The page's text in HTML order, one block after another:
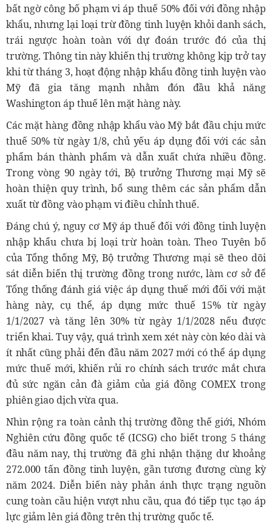
bất ngờ công bố phạm vi áp thuế 50% đối với đồng nhập
khẩu, nhưng lại loại trừ đồng tinh luyện khỏi danh sách,
trái ngược hoàn toàn với dự đoán trước đó của thị
trường. Thông tin này khiến thị trường không kịp trở tay
khi từ tháng 3, hoạt động nhập khẩu đồng tinh luyện vào
Mỹ đã gia tăng mạnh nhằm đón đầu khả năng
Washington áp thuế lên mặt hàng này.
Các mặt hàng đồng nhập khẩu vào Mỹ bắt đầu chịu mức
thuế 50% từ ngày 1/8, chủ yếu áp dụng đối với các sản
phẩm bán thành phẩm và dẫn xuất chứa nhiều đồng.
Trong vòng 90 ngày tới, Bộ trưởng Thương mại Mỹ sẽ
hoàn thiện quy trình, bổ sung thêm các sản phẩm dẫn
xuất từ đồng vào phạm vi điều chỉnh thuế.
Đáng chú ý, nguy cơ Mỹ áp thuế đối với đồng tinh luyện
nhập khẩu chưa bị loại trừ hoàn toàn. Theo Tuyên bố
của Tổng thống Mỹ, Bộ trưởng Thương mại sẽ theo dõi
sát diễn biến thị trường đồng trong nước, làm cơ sở để
Tổng thống đánh giá việc áp dụng thuế mới đối với mặt
hàng này, cụ thể, áp dụng mức thuế 15% từ ngày
1/1/2027 và tăng lên 30% từ ngày 1/1/2028 nếu được
triển khai. Tuy vậy, quá trình xem xét này còn kéo dài và
ít nhất cũng phải đến đầu năm 2027 mới có thể áp dụng
mức thuế mới, khiến rủi ro chính sách trước mắt chưa
đủ sức ngăn cản đà giảm của giá đồng COMEX trong
phiên giao dịch vừa qua.
Nhìn rộng ra toàn cảnh thị trường đồng thế giới, Nhóm
Nghiên cứu đồng quốc tế (ICSG) cho biết trong 5 tháng
đầu năm nay, thị trường đã ghi nhận thặng dư khoảng
272.000 tấn đồng tinh luyện, gần tương đương cùng kỳ
năm 2024. Diễn biến này phản ánh thực trạng nguồn
cung toàn cầu hiện vượt nhu cầu, qua đó tiếp tục tạo áp
lực giảm lên giá đồng trên thị trường quốc tế.